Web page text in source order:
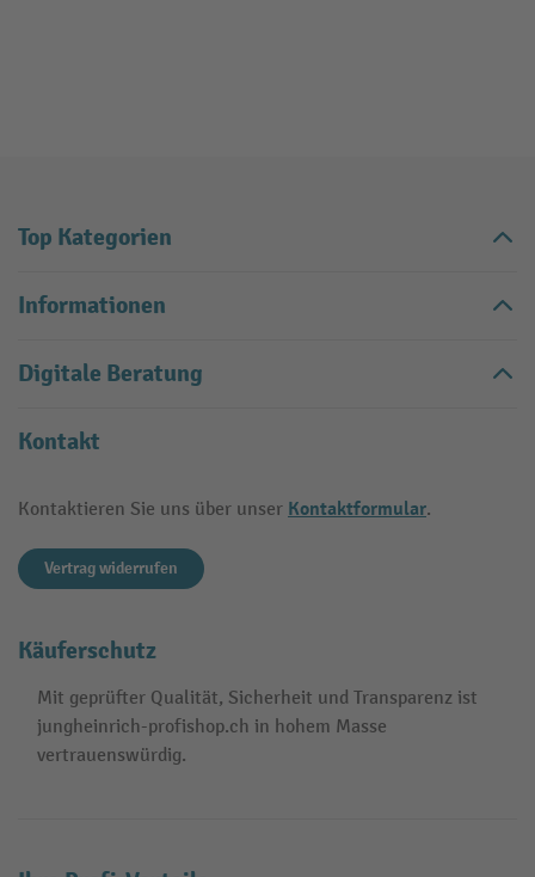
Top Kategorien
Informationen
Digitale Beratung
Kontakt
Kontaktieren Sie uns über unser Kontaktformular.
Vertrag widerrufen
Käuferschutz
Mit geprüfter Qualität, Sicherheit und Transparenz ist
jungheinrich-profishop.ch in hohem Masse
vertrauenswürdig.